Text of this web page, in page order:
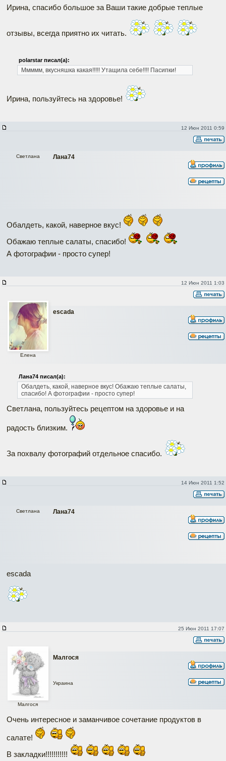
Ирина, спасибо большое за Ваши такие добрые теплые
отзывы, всегда приятно их читать.
polarstar писал(а):
Ммммм, вкусняшка какая!!!!! Утащила себе!!!! Пасипки!
Ирина, пользуйтесь на здоровье!
12 Июн 2011 0:59
Лана74
Светлана
Обалдеть, какой, наверное вкус!
Обажаю теплые салаты, спасибо!
А фотографии - просто супер!
12 Июн 2011 1:03
escada
Елена
Лана74 писал(а):
Обалдеть, какой, наверное вкус! Обажаю теплые салаты,
спасибо! А фотографии - просто супер!
Светлана, пользуйтесь рецептом на здоровье и на
радость близким.
За похвалу фотографий отдельное спасибо.
14 Июн 2011 1:52
Лана74
Светлана
escada
25 Июн 2011 17:07
Малгося
Малгося
Украина
Очень интересное и заманчивое сочетание продуктов в
салате!
В закладки!!!!!!!!!!!